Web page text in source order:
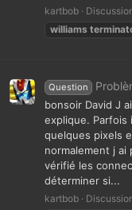
kartbob
williams
Question
bonsoir David J
explique.
quelques pixels
normalement j ai
vérifié les
déterminer si...
kartbob